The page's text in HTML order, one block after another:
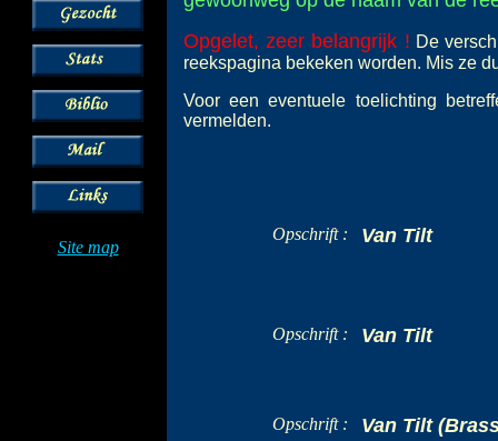
Site map
Opgelet, zeer belangrijk ! De
reekspagina bekeken worden. Mis ze
Voor een eventuele toelichting
vermelden.
Opschrift : Van Tilt
Opschrift : Van Tilt
Opschrift : Van Tilt